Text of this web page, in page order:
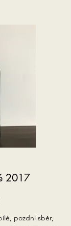
2017
pozdní sběr,